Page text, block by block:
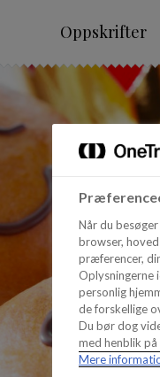
Oppskrifter
Når du
browser,
præferencer,
Oplysningerne
personlig
de forskellige
Du bør dog
med henblik
Mere